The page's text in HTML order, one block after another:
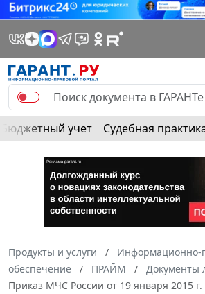
Бюджетный учет Судебная
Продукты и услуги
Информационно-
обеспечение
ПРАЙМ
Документы
Приказ МЧС России от 19 января 2015